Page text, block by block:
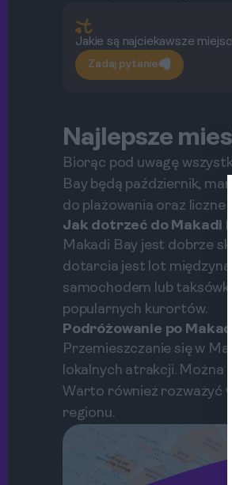
Jakie są najciekawsze
Zadaj pytanie
Najlepsze
Biorąc pod uwagę
Bay będą październik,
do plażowania oraz
Jak dotrzeć do Makadi
Makadi Bay jest dobrze
dotarcia jest lot
samochodem lub
popularnych kurortów.
Podróżowanie po Makadi
Przemieszczanie się w
lokalnych atrakcji. Można
Warto również rozważyć
regionu.